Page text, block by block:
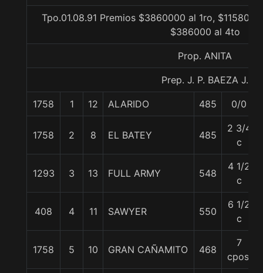
Tpo.01.08.91 Premios $3860000 al 1ro,
$386000 al 4to
Prop. ANITA
Prep. J. P. BAEZA J.
1758 1 12 ALARIDO 485 0/0
1758 2 8 EL BATEY 485
2 3/4
c
1293 3 13 FULL ARMY 548
4 1/2
c
408 4 11 SAWYER 550
6 1/2
c
1758 5 10 GRAN CAÑAMITO 468
7
cpos.